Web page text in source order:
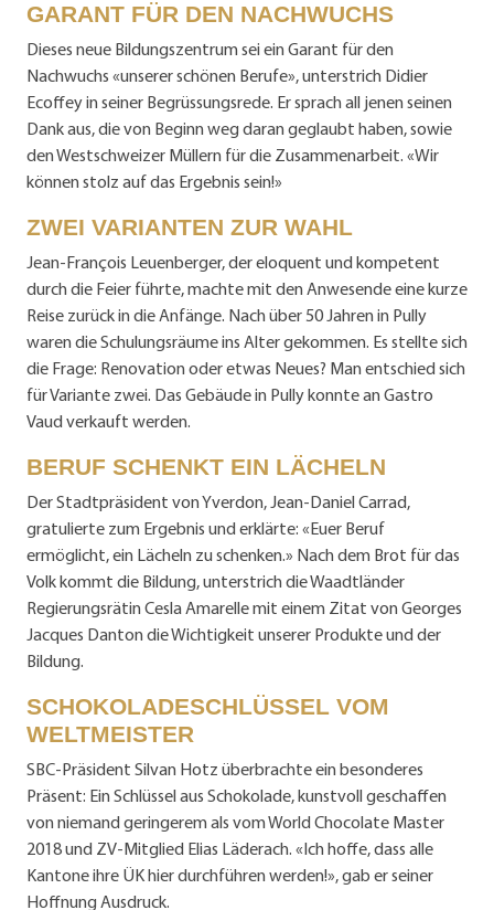
GARANT FÜR DEN NACHWUCHS
Dieses neue Bildungszentrum sei ein Garant für den
Nachwuchs «unserer schönen Berufe», unterstrich Didier
Ecoffey in seiner Begrüssungsrede. Er sprach all jenen seinen
Dank aus, die von Beginn weg daran geglaubt haben, sowie
den Westschweizer Müllern für die Zusammenarbeit. «Wir
können stolz auf das Ergebnis sein!»
ZWEI VARIANTEN ZUR WAHL
Jean-François Leuenberger, der eloquent und kompetent
durch die Feier führte, machte mit den Anwesende eine kurze
Reise zurück in die Anfänge. Nach über 50 Jahren in Pully
waren die Schulungsräume ins Alter gekommen. Es stellte sich
die Frage: Renovation oder etwas Neues? Man entschied sich
für Variante zwei. Das Gebäude in Pully konnte an Gastro
Vaud verkauft werden.
BERUF SCHENKT EIN LÄCHELN
Der Stadtpräsident von Yverdon, Jean-Daniel Carrad,
gratulierte zum Ergebnis und erklärte: «Euer Beruf
ermöglicht, ein Lächeln zu schenken.» Nach dem Brot für das
Volk kommt die Bildung, unterstrich die Waadtländer
Regierungsrätin Cesla Amarelle mit einem Zitat von Georges
Jacques Danton die Wichtigkeit unserer Produkte und der
Bildung.
SCHOKOLADESCHLÜSSEL VOM
WELTMEISTER
SBC-Präsident Silvan Hotz überbrachte ein besonderes
Präsent: Ein Schlüssel aus Schokolade, kunstvoll geschaffen
von niemand geringerem als vom World Chocolate Master
2018 und ZV-Mitglied Elias Läderach. «Ich hoffe, dass alle
Kantone ihre ÜK hier durchführen werden!», gab er seiner
Hoffnung Ausdruck.